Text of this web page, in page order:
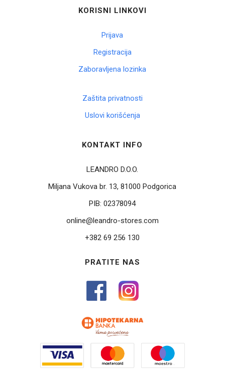
KORISNI LINKOVI
Prijava
Registracija
Zaboravljena lozinka
Zaštita privatnosti
Uslovi korišćenja
KONTAKT INFO
LEANDRO D.O.O.
Miljana Vukova br. 13, 81000 Podgorica
PIB:02378094
online@leandro-stores.com
+382 69 256 130
PRATITE NAS